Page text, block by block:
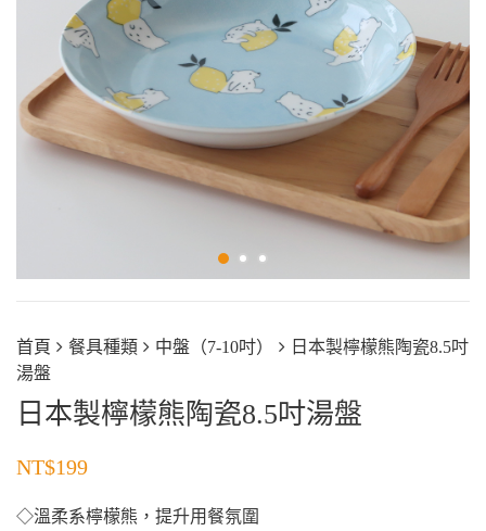
首頁 餐具種類 中盤（7-10吋）
日本製檸檬熊陶瓷8.5吋
湯盤
日本製檸檬熊陶瓷8.5吋湯盤
NT$199
◇溫柔系檸檬熊，提升用餐氛圍